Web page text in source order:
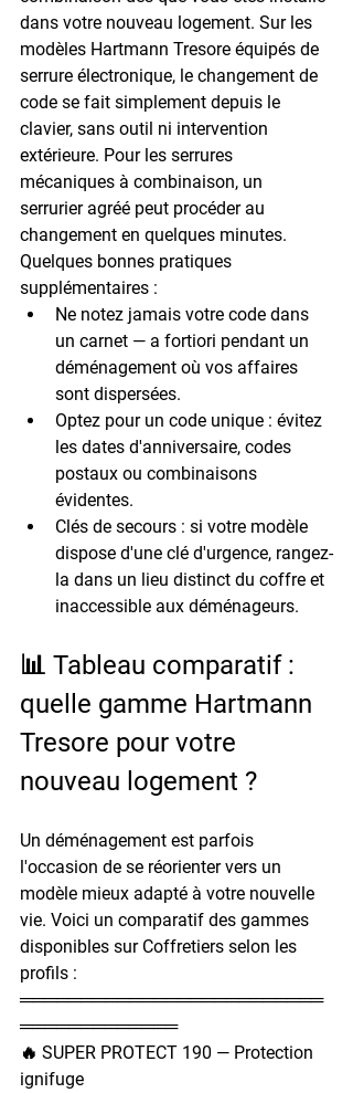
dans votre nouveau logement. Sur les
modèles Hartmann Tresore équipés de
serrure électronique, le changement de
code se fait simplement depuis le
clavier, sans outil ni intervention
extérieure. Pour les serrures
mécaniques à combinaison, un
serrurier agréé peut procéder au
changement en quelques minutes.
Quelques bonnes pratiques
supplémentaires :
Ne notez jamais votre code dans
un carnet — a fortiori pendant un
déménagement où vos affaires
sont dispersées.
Optez pour un code unique : évitez
les dates d'anniversaire, codes
postaux ou combinaisons
évidentes.
Clés de secours : si votre modèle
dispose d'une clé d'urgence, rangez-
la dans un lieu distinct du coffre et
inaccessible aux déménageurs.
📊 Tableau comparatif :
quelle gamme Hartmann
Tresore pour votre
nouveau logement ?
Un déménagement est parfois
l'occasion de se réorienter vers un
modèle mieux adapté à votre nouvelle
vie. Voici un comparatif des gammes
disponibles sur Coffretiers selon les
profils :
═════════════════════════
═════════════
🔥 SUPER PROTECT 190 — Protection
ignifuge